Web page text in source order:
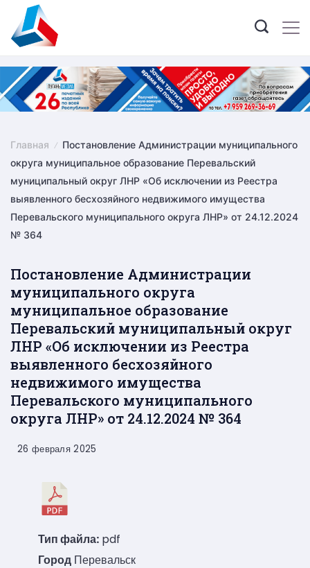
content
Главная
Постановление Администрации муниципального
округа муниципальное образование Перевальский
муниципальный округ ЛНР «Об исключении из Реестра
выявленного бесхозяйного недвижимого имущества
Перевальского муниципального округа ЛНР» от 24.12.2024
№ 364
Постановление Администрации
муниципального округа
муниципальное образование
Перевальский муниципальный округ
ЛНР «Об исключении из Реестра
выявленного бесхозяйного
недвижимого имущества
Перевальского муниципального
округа ЛНР» от 24.12.2024 № 364
26 февраля 2025
Тип файла: pdf
Город Перевальск